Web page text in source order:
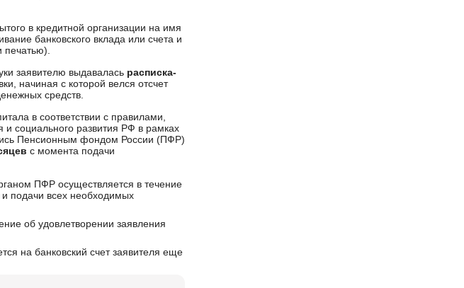
в кредитной организации на имя
банковского вклада или счета и
заявителю выдавалась расписка-
начиная с которой велся отсчет
средств.
в соответствии с правилами,
социального развития РФ в рамках
Пенсионным фондом России (ПФР)
с момента подачи
ПФР осуществляется в течение
подачи всех необходимых
об удовлетворении заявления
на банковский счет заявителя еще